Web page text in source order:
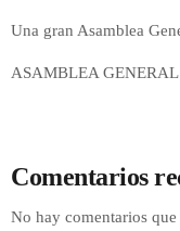
Una gran Asamblea
ASAMBLEA
Comentarios
No hay comentarios que